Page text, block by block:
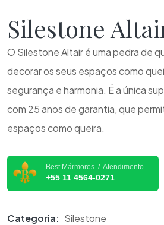
Silestone
O Silestone Altair é uma pedra de
decorar os seus espaços como
segurança e harmonia. É a única
com 25 anos de garantia, que
espaços como queira.
Best Mármores / Atendimento
+55 11 4564-0271
Categoria: Silestone